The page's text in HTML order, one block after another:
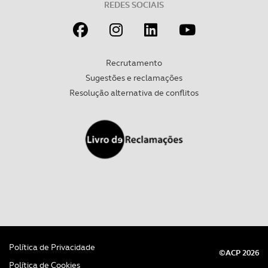
utilização do nosso site de publicidade e de análise, com
dados pessoais serão realizadas apenas com o seu
consentimento e quando tal se afigure estritamente
necessário no contexto dos serviços a prestar.
Realçamos que o bloqueio de certo tipo de Cookies e
tecnologias similares pode ter impacto na sua
experiência de navegação no Website e nos serviços
REDES SOCIAIS
Recrutamento
Sugestões e reclamações
Resolução alternativa de conflitos
Política de Privacidade
Política de Cookies
©ACP 2026